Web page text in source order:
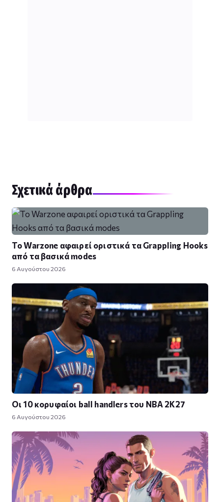
Σχετικά άρθρα
Το Warzone αφαιρεί οριστικά τα Grappling Hooks
από τα βασικά modes
6 Αυγούστου 2026
Οι 10 κορυφαίοι ball handlers του NBA 2K27
6 Αυγούστου 2026